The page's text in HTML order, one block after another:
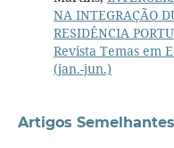
NA INTEGRAÇÃO
RESIDÊNCIA
Revista Temas em
(jan.-jun.)
Artigos Semelhantes